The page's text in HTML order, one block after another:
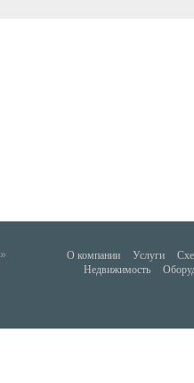
» О компании Услуги
Недвижимость